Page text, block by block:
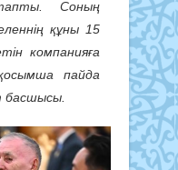
Соның
құны 15
компанияға
пайда
басшысы.